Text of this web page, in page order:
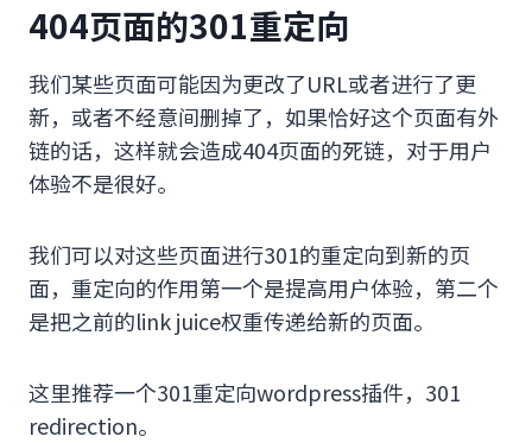
404页面的301重定向
我们某些页面可能因为更改了URL或者进行了更
新，或者不经意间删掉了，如果恰好这个页面有外
链的话，这样就会造成404页面的死链，对于用户
体验不是很好。
我们可以对这些页面进行301的重定向到新的页
面，重定向的作用第一个是提高用户体验，第二个
是把之前的link juice权重传递给新的页面。
这里推荐一个301重定向wordpress插件，301
redirection。